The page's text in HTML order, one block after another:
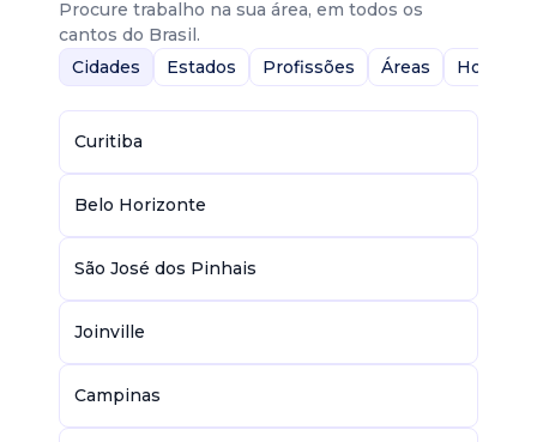
Procure trabalho na sua área, em todos os
cantos do Brasil.
Cidades
Estados Profissões Áreas Home-
Curitiba
Belo Horizonte
São José dos Pinhais
Joinville
Campinas